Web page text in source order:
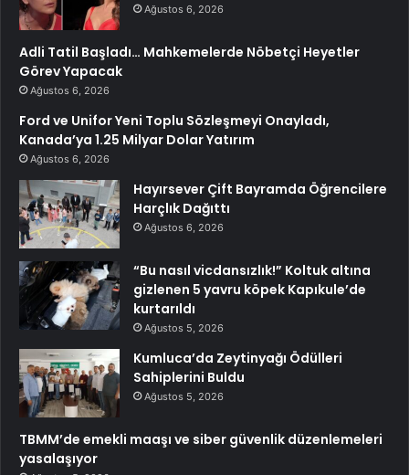
Ağustos 6, 2026
Adli Tatil Başladı… Mahkemelerde Nöbetçi Heyetler
Görev Yapacak
Ağustos 6, 2026
Ford ve Unifor Yeni Toplu Sözleşmeyi Onayladı,
Kanada’ya 1.25 Milyar Dolar Yatırım
Ağustos 6, 2026
Hayırsever Çift Bayramda Öğrencilere
Harçlık Dağıttı
Ağustos 6, 2026
“Bu nasıl vicdansızlık!” Koltuk altına
gizlenen 5 yavru köpek Kapıkule’de
kurtarıldı
Ağustos 5, 2026
Kumluca’da Zeytinyağı Ödülleri
Sahiplerini Buldu
Ağustos 5, 2026
TBMM’de emekli maaşı ve siber güvenlik düzenlemeleri
yasalaşıyor